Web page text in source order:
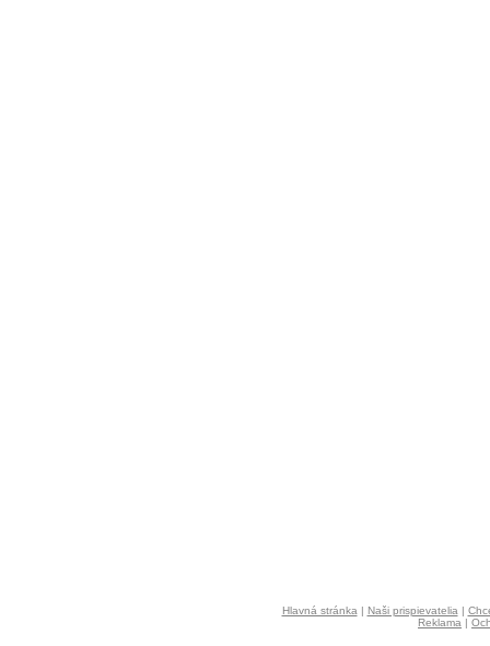
Hlavná stránka | Naši prispievatelia |
Reklama |